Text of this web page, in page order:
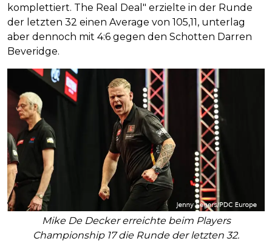
komplettiert. The Real Deal" erzielte in der Runde
der letzten 32 einen Average von 105,11, unterlag
aber dennoch mit 4:6 gegen den Schotten Darren
Beveridge.
Mike De Decker erreichte beim Players
Championship 17 die Runde der letzten 32.